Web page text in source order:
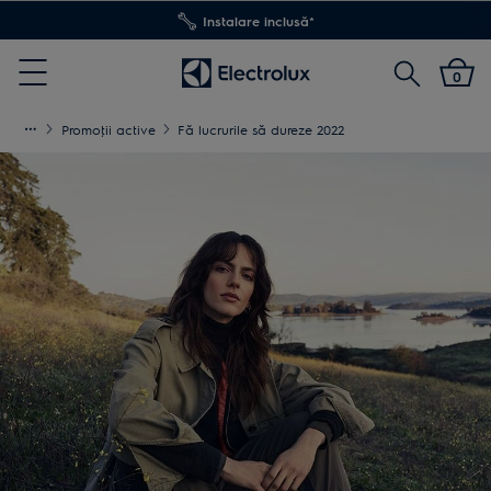
Instalare inclusă*
Menu
Cautare0
Promoţii active Fă lucrurile să dureze 2022